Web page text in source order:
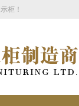
柜！